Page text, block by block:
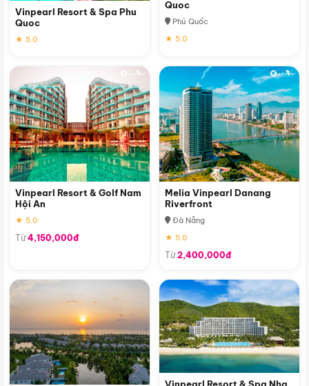
Vinpearl Resort & Spa Phu
Quoc
★ 5.0
Quoc
Phú Quốc
★ 5.0
Vinpearl Resort & Golf Nam
Hội An
★ 5.0
Từ4,150,000đ
Melia Vinpearl Danang
Riverfront
Đà Nẵng
★ 5.0
Từ2,400,000đ